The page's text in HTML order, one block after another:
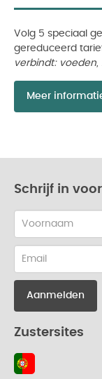
Volg 5 speciaal
gereduceerd
verbindt:
Meer
Schrijf in
name
Zustersites